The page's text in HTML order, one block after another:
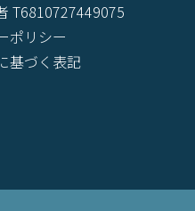
T6810727449075
ポリシー
基づく表記